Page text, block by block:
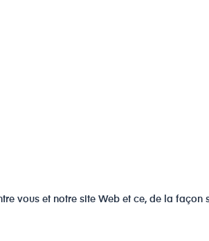
vous et notre site Web et ce, de la façon